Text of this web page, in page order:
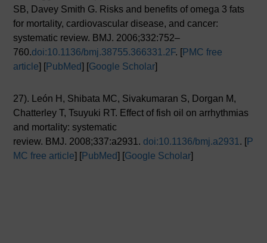
SB, Davey Smith G. Risks and benefits of omega 3 fats
for mortality, cardiovascular disease, and cancer:
systematic review. BMJ. 2006;332:752–
760.doi:10.1136/bmj.38755.366331.2F. [PMC free
article] [PubMed] [Google Scholar]
27). León H, Shibata MC, Sivakumaran S, Dorgan M,
Chatterley T, Tsuyuki RT. Effect of fish oil on arrhythmias
and mortality: systematic
review. BMJ. 2008;337:a2931. doi:10.1136/bmj.a2931 . [P
MC free article] [PubMed] [Google Scholar]